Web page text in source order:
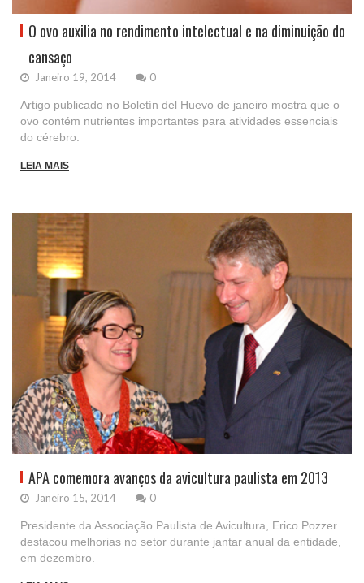
O ovo auxilia no rendimento intelectual e na diminuição do
cansaço
Janeiro 19, 2014 0
Artigo publicado no Boletín del Huevo de janeiro mostra que o
ovo contém nutrientes importantes para atividades essenciais
do cérebro.
LEIA MAIS
APA comemora avanços da avicultura paulista em 2013
Janeiro 15, 2014 0
Presidente da Associação Paulista de Avicultura, Erico Pozzer
destacou melhorias no setor durante jantar anual da entidade,
em dezembro.